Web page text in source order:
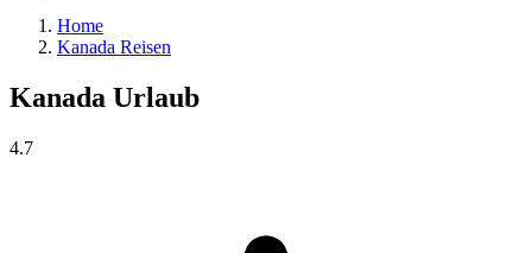
Home
Kanada Reisen
Kanada Urlaub
4.7